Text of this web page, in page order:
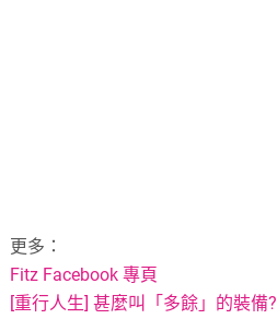
更多：
Fitz Facebook 專頁
[重行人生] 甚麼叫「多餘」的裝備?